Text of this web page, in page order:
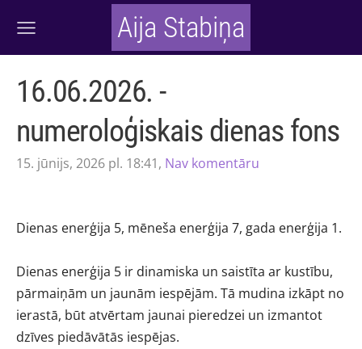
Aija Stabiņa
16.06.2026. -
numeroloģiskais dienas fons
15. jūnijs, 2026 pl. 18:41, Nav komentāru
Dienas enerģija 5, mēneša enerģija 7, gada enerģija 1.
Dienas enerģija 5 ir dinamiska un saistīta ar kustību,
pārmaiņām un jaunām iespējām. Tā mudina izkāpt no
ierastā, būt atvērtam jaunai pieredzei un izmantot
dzīves piedāvātās iespējas.